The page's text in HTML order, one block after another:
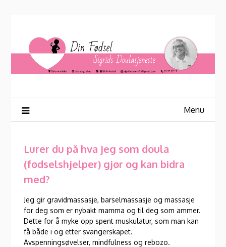
Menu
Lurer du på hva jeg som doula
(fødselshjelper) gjør og kan bidra
med?
Jeg gir gravidmassasje, barselmassasje og massasje
for deg som er nybakt mamma og til deg som ammer.
Dette for å myke opp spent muskulatur, som man kan
få både i og etter svangerskapet.
Avspenningsøvelser, mindfulness og rebozo.